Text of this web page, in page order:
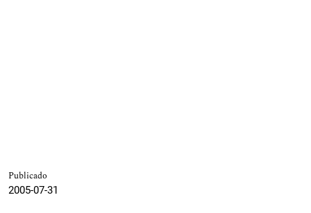
Publicado
2005-07-31